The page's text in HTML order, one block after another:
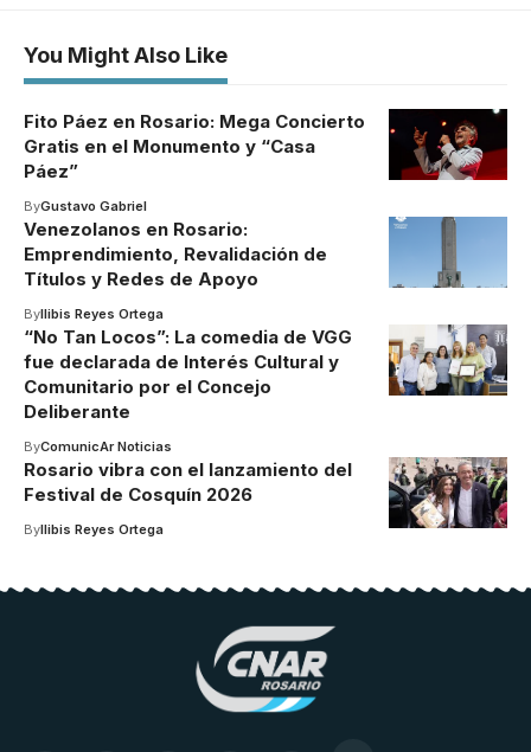
You Might Also Like
Fito Páez en Rosario: Mega Concierto
Gratis en el Monumento y “Casa
Páez”
ByGustavo Gabriel
Venezolanos en Rosario:
Emprendimiento, Revalidación de
Títulos y Redes de Apoyo
ByIlibis Reyes Ortega
“No Tan Locos”: La comedia de VGG
fue declarada de Interés Cultural y
Comunitario por el Concejo
Deliberante
ByComunicAr Noticias
Rosario vibra con el lanzamiento del
Festival de Cosquín 2026
ByIlibis Reyes Ortega